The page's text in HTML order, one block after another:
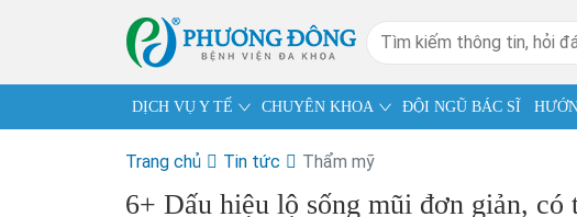
DỊCH VỤ Y TẾ CHUYÊN KHOA ĐỘI NGŨ BÁC SĨ
Trang chủ Tin tức Thẩm mỹ
6+ Dấu hiệu lộ sống mũi đơn giản, có